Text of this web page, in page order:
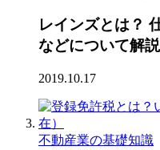
レインズとは？
などについて解説
2019.10.17
不動産業の基礎知識